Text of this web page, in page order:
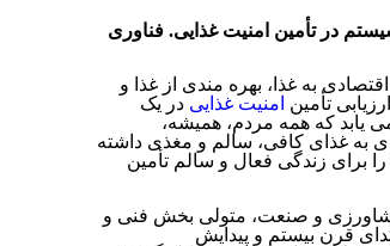
بیوسیستم در تأمین امنیت غذایی. فناوری
به غذا، بهره مندی از غذا و
تأمین امنیت غذایی در یک
یابد که همه مردم، همیشه،
به غذای کافی، سالم و مغذی داشته
را برای زندگی فعال و سالم تأمین
و صنعت، متولی بخش فنی و
قرن بیستم و پیدایش